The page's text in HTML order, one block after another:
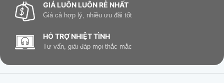
GIÁ LUÔN LUÔN RẺ NHẤT
Giá cả hợp lý, nhiều ưu đãi tốt
HỖ TRỢ NHIỆT TÌNH
Tư vấn, giải đáp mọi thắc mắc